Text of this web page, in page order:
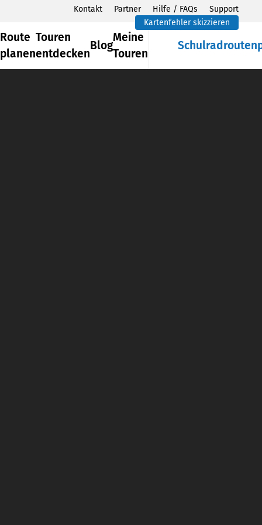
Kontakt Partner Hilfe / FAQs
Support
Kartenfehler skizzieren
Route
planen
Touren
entdecken
Blog
Meine
Touren